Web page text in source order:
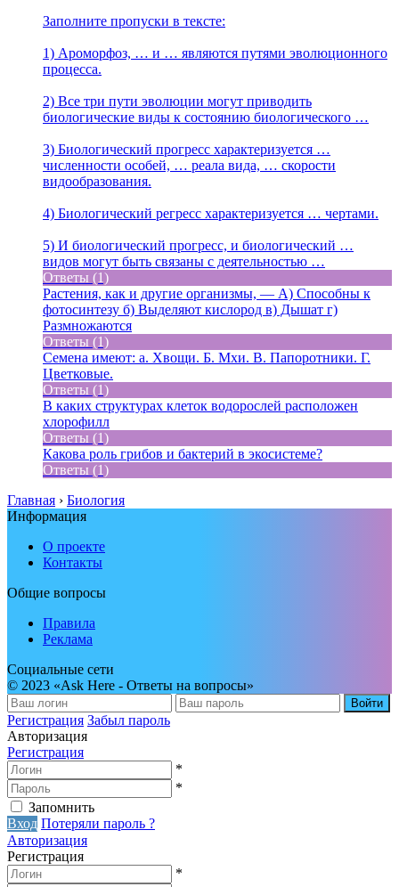
Заполните пропуски в тексте:
1) Ароморфоз, … и … являются путями эволюционного
процесса.
2) Все три пути эволюции могут приводить
биологические виды к состоянию биологического …
3) Биологический прогресс характеризуется …
численности особей, … реала вида, … скорости
видообразования.
4) Биологический регресс характеризуется … чертами.
5) И биологический прогресс, и биологический …
видов могут быть связаны с деятельностью …
Ответы (1)
Растения, как и другие организмы, — А) Способны к
фотосинтезу б) Выделяют кислород в) Дышат г)
Размножаются
Ответы (1)
Семена имеют: а. Хвощи. Б. Мхи. В. Папоротники. Г.
Цветковые.
Ответы (1)
В каких структурах клеток водорослей расположен
хлорофилл
Ответы (1)
Какова роль грибов и бактерий в экосистеме?
Ответы (1)
Главная › Биология
Информация
О проекте
Контакты
Общие вопросы
Правила
Реклама
Социальные сети
© 2023 «Ask Here - Ответы на вопросы»
Войти
Регистрация Забыл пароль
Авторизация
Регистрация
*
*
Запомнить
Вход Потеряли пароль ?
Авторизация
Регистрация
*